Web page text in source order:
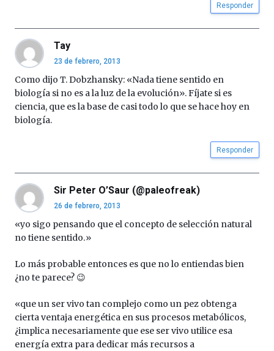
Responder
Tay
23 de febrero, 2013
Como dijo T. Dobzhansky: «Nada tiene sentido en
biología si no es a la luz de la evolución». Fíjate si es
ciencia, que es la base de casi todo lo que se hace hoy en
biología.
Responder
Sir Peter O’Saur (@paleofreak)
26 de febrero, 2013
«yo sigo pensando que el concepto de selección natural
no tiene sentido.»
Lo más probable entonces es que no lo entiendas bien
¿no te parece? 😉
«que un ser vivo tan complejo como un pez obtenga
cierta ventaja energética en sus procesos metabólicos,
¿implica necesariamente que ese ser vivo utilice esa
energía extra para dedicar más recursos a